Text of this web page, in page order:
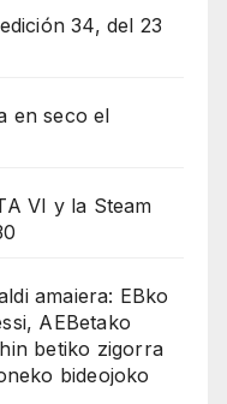
34, del 23
en seco el
VI y la Steam
amaiera: EBko
AEBetako
betiko zigorra
bideojoko